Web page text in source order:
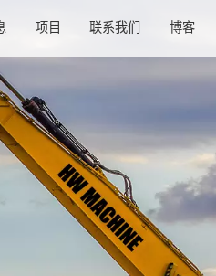
项目 联系我们 博客